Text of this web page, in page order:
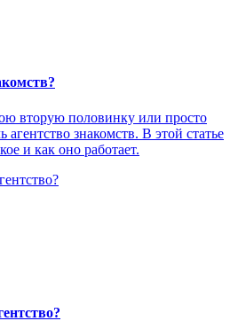
вторую половинку или просто
знакомств. В этой статье
и как оно работает.